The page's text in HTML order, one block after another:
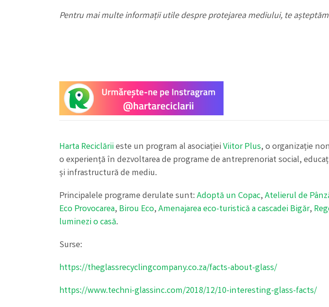
Pentru mai multe informații utile despre protejarea mediului, te
Harta Reciclăriieste un program al asociațieiViitor Plus, o organizație
o experiență în dezvoltarea de programe de antreprenoriat social,
și infrastructură de mediu.
Principalele programe derulate sunt:Adoptă un Copac,Atelierul de
Eco Provocarea, Birou Eco,Amenajarea eco-turistică a cascadei Bigăr,
luminezi o casă.
Surse:
https://theglassrecyclingcompany.co.za/facts-about-glass/
https://www.techni-glassinc.com/2018/12/10-interesting-glass-facts/